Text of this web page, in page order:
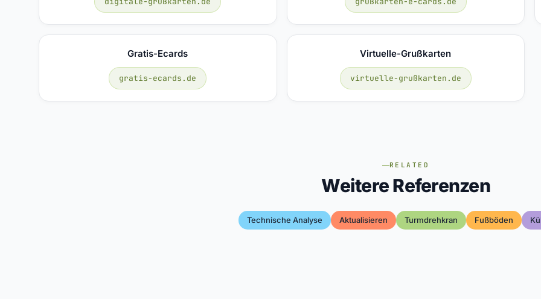
Gratis-Ecards
gratis-ecards.de
Virtuelle-Grußkarten
virtuelle-grußkarten.de
RELATED
Weitere Referenzen
Technische Analyse Aktualisieren Turmdrehkran Fußböden